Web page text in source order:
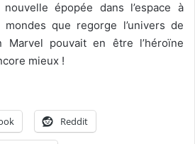
épopée dans l’espace à
que regorge l’univers de
Marvel pouvait en être l’héroïne
mieux !
Reddit